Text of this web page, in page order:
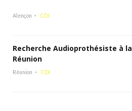
Alençon CDI
Recherche Audioprothésiste à la
Réunion
Réunion CDI